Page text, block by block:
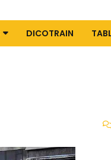
DICOTRAIN